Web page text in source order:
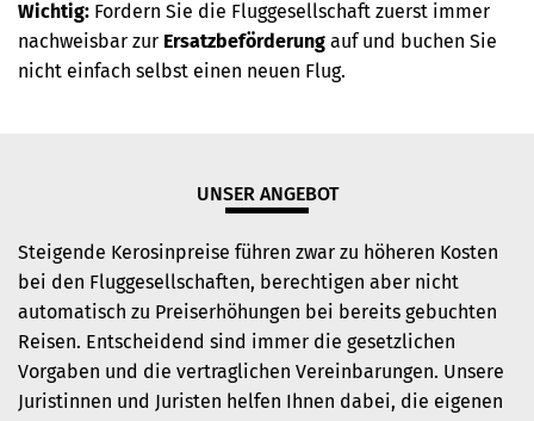
Wichtig: Fordern Sie die Fluggesellschaft zuerst immer
nachweisbar zur Ersatzbeförderung auf und buchen Sie
nicht einfach selbst einen neuen Flug.
UNSER ANGEBOT
Steigende Kerosinpreise führen zwar zu höheren Kosten
bei den Fluggesellschaften, berechtigen aber nicht
automatisch zu Preiserhöhungen bei bereits gebuchten
Reisen. Entscheidend sind immer die gesetzlichen
Vorgaben und die vertraglichen Vereinbarungen. Unsere
Juristinnen und Juristen helfen Ihnen dabei, die eigenen